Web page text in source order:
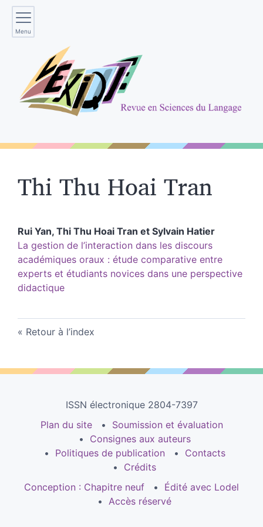
Menu
Thi Thu HoaiTran
Rui Yan, Thi Thu Hoai Tran et Sylvain Hatier
La gestion de l’interaction dans les discours
académiques oraux : étude comparative entre
experts et étudiants novices dans une perspective
didactique
Retour à l’index
ISSN électronique 2804-7397
Plan du site
Soumission et évaluation
Consignes aux auteurs
Politiques de publication
Contacts
Crédits
Conception : Chapitre neuf
Édité avec Lodel
Accès réservé